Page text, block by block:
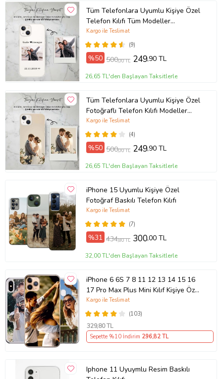
Tüm Telefonlara Uyumlu Kişiye Özel
Telefon Kılıfı Tüm Modeller
Açıklamada
(9)
Kargo ile Teslimat
%50 500,00 TL 249,90 TL
26,65 TL'den Başlayan Taksitlerle
Tüm Telefonlara Uyumlu Kişiye Özel
Fotoğraflı Telefon Kılıfı Modeller
Açıklamada
(4)
Kargo ile Teslimat
%50 500,00 TL 249,90 TL
26,65 TL'den Başlayan Taksitlerle
iPhone 15 Uyumlu Kişiye Özel
Fotoğraf Baskılı Telefon Kılıfı
(7)
Kargo ile Teslimat
%31 434,80 TL 300,00 TL
32,00 TL'den Başlayan Taksitlerle
iPhone 6 6S 7 8 11 12 13 14 15 16
17 Pro Max Plus Mini Kılıf Kişiye Özel
Resimli Fotoğraflı Silikon
(103)
Kargo ile Teslimat
329,80 TL
Sepette %10 İndirim 296,82 TL
Iphone 11 Uyuymlu Resim Baskılı